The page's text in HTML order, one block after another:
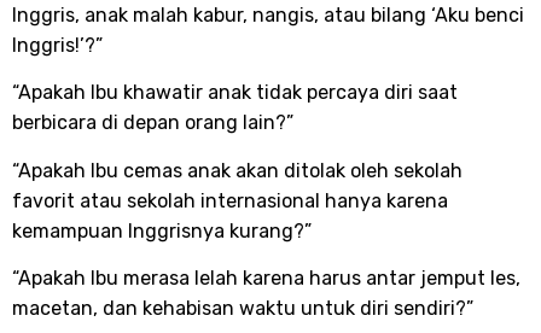
Inggris, anak malah kabur, nangis, atau bilang ‘Aku benci
Inggris!’?”
“Apakah Ibu khawatir anak tidak percaya diri saat
berbicara di depan orang lain?”
“Apakah Ibu cemas anak akan ditolak oleh sekolah
favorit atau sekolah internasional hanya karena
kemampuan Inggrisnya kurang?”
“Apakah Ibu merasa lelah karena harus antar jemput les,
macetan, dan kehabisan waktu untuk diri sendiri?”